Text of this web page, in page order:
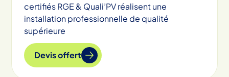
certifiés RGE & Quali’PV réalisent une
installation professionnelle de qualité
supérieure
Devis offert